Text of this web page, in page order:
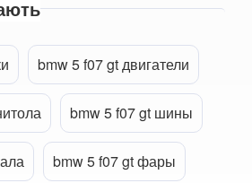
E67/E68
G16
bmw 5 f07 gt двигатели
bmw 5 f07 gt шины
bmw 5 f07 gt фары